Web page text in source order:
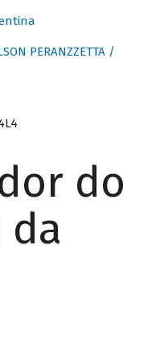
PERANZZETTA /
do
da